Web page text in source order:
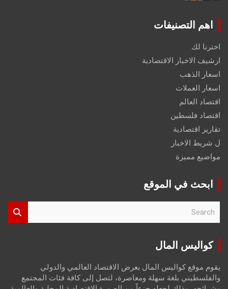
اهم التصنيفات
اخترنا لك
ارشيف الاخبار الاقتصادية
اسعار الذهب
اسعار العملات
اقتصاد العالم
اقتصاد فلسطين
تقارير اقتصادية
ل شريط الاخبار
مواضيع مميزة
ابحث في الموقع
r
كواليس المال
يقوم موقع كواليس المال بعرض الاقتصاد العالمي والدولي
والفلسطيني بلغة سهلة ومعاصرة، لتصل إلى كافة فئات المجتمع